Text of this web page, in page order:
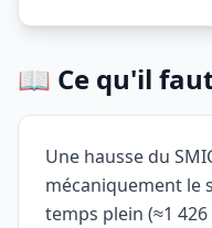
📖 Ce qu'il
Une hausse du
mécaniquement le
temps plein (≈1